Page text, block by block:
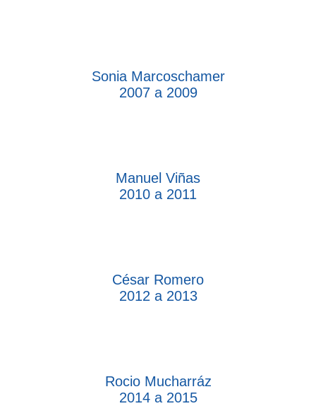
Sonia Marcoschamer
2007 a 2009
Manuel Viñas
2010 a 2011
César Romero
2012 a 2013
Rocio Mucharráz
2014 a 2015